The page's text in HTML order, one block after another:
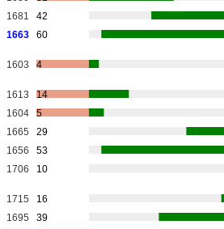
1681
42
1663 60
1603 4
1613
14
1604
5
1665
29
1656
53
1706 10
1715
16
1695
39